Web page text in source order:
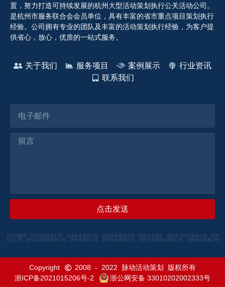
置，努力打造可持续发展的杭州大型活动策划执行公关活动公司。
是杭州市服务联合会会员单位，具有丰富的省市重点项目策划执行
经验。公司拥有专业的团队及丰富的活动策划执行经验，为客户提
供省心，放心，优质的一站式服务。
关于我们 服务项目 案例展示
行业资讯
联系我们
点击发送
本站关键词：杭州活动策划公司、杭州会务服务公司、杭州庆典策划公司、杭州开业典礼、杭州开工仪式策划公司、杭州
礼仪公司、杭州会议活动策划公司、周年庆策划公司、杭州年会策划公司、杭州产品发布会策划公司、杭州会议布置公司
Copyright 2008 - 2022 脉动活动策划
版权所有
浙ICP备2021015206号-2
浙公网安备 33010202002333号